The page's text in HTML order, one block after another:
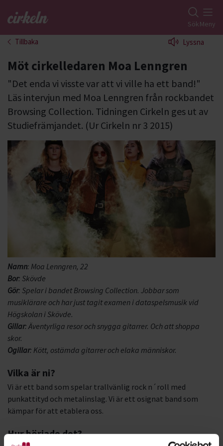
Gå till studiefrämjandets startsida SökMeny
Tillbaka Lyssna
Möt cirkelledaren Moa Lenngren
"Det enda vi visste var att vi ville ha ett band!"
Läs intervjun med Moa Lenngren från rockbandet
Browsing Collection. Tidningen Cirkeln ges ut av
Studiefrämjandet. (Ur Cirkeln nr 3 2015)
Namn: Moa Lenngren, 22
Bor: Skövde
Gör: Spelar i bandet Browsing Collection. Jobbar som
musiklärare och har just tagit examen i dataspelsmusik vid
Högskolan i Skövde.
Gillar: Äventyrliga resor och snygga gitarrer. Och att shoppa
skor.
Ogillar: Kött, ostämda gitarrer och elaka människor.
Vilka är ni?
Vi är ett band som spelar trallvänlig rock n´roll med
punkattityd och metalinslag. Vi är ett osignat band som
kämpar för att etablera oss.
Hur började det?